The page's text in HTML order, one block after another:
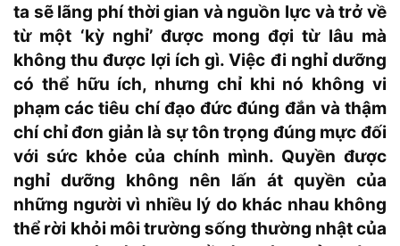
ta sẽ lãng phí thời gian và nguồn lực và trở về
từ một ‘kỳ nghỉ’ được mong đợi từ lâu mà
không thu được lợi ích gì. Việc đi nghỉ dưỡng
có thể hữu ích, nhưng chỉ khi nó không vi
phạm các tiêu chí đạo đức đúng đắn và thậm
chí chỉ đơn giản là sự tôn trọng đúng mực đối
với sức khỏe của chính mình. Quyền được
nghỉ dưỡng không nên lấn át quyền của
những người vì nhiều lý do khác nhau không
thể rời khỏi môi trường sống thường nhật của